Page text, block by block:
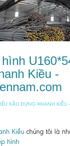
Kiều -
XÂU DỰNG KHANH KIỀU
Kiều chúng tôi là
hình